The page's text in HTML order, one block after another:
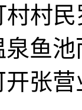
村
鱼
开张营